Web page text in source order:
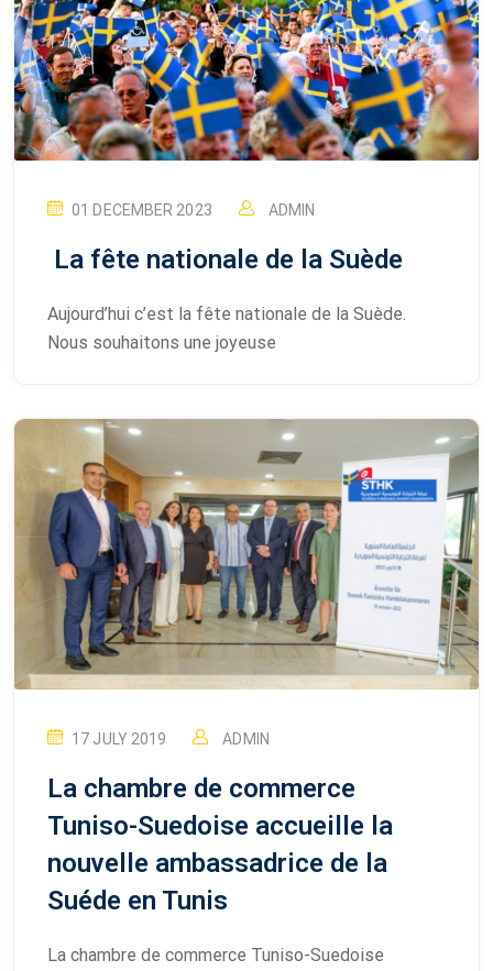
01 DECEMBER 2023 ADMIN
La fête nationale de la Suède
Aujourd’hui c’est la fête nationale de la Suède.
Nous souhaitons une joyeuse
17 JULY 2019 ADMIN
La chambre de commerce
Tuniso-Suedoise accueille la
nouvelle ambassadrice de la
Suéde en Tunis
La chambre de commerce Tuniso-Suedoise